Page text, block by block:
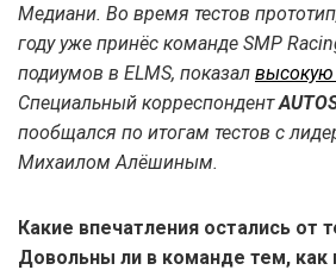
Медиани. Во время тестов
году уже принёс команде SMP
подиумов в ELMS, показал высокую
Специальный корреспондент
пообщался по итогам тестов с
Михаилом Алёшиным.
Какие впечатления остались от
Довольны ли в команде тем, как